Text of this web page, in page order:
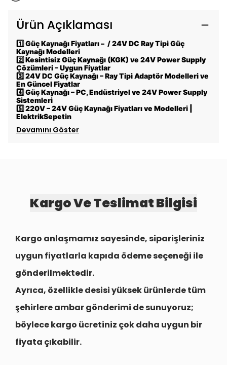
Ürün Açıklaması
1️⃣Güç Kaynağı Fiyatları – / 24V DC Ray Tipi Güç
Kaynağı Modelleri
2️⃣Kesintisiz Güç Kaynağı (KGK) ve 24V Power Supply
Çözümleri – Uygun Fiyatlar
3️⃣24V DC Güç Kaynağı – Ray Tipi Adaptör Modelleri ve
En Güncel Fiyatlar
4️⃣Güç Kaynağı – PC, Endüstriyel ve 24V Power Supply
Sistemleri
5️⃣220V – 24V Güç Kaynağı Fiyatları ve Modelleri |
ElektrikSepetin
Devamını Göster
Kargo Ve Teslimat Bilgisi
Kargo anlaşmamız sayesinde, siparişleriniz
uygun fiyatlarla kapıda ödeme seçeneği ile
gönderilmektedir.
Ayrıca, özellikle desisi yüksek ürünlerde tüm
şehirlereambar gönderimi de sunuyoruz;
böylece kargo ücretiniz çok daha uygun bir
fiyata çıkabilir.